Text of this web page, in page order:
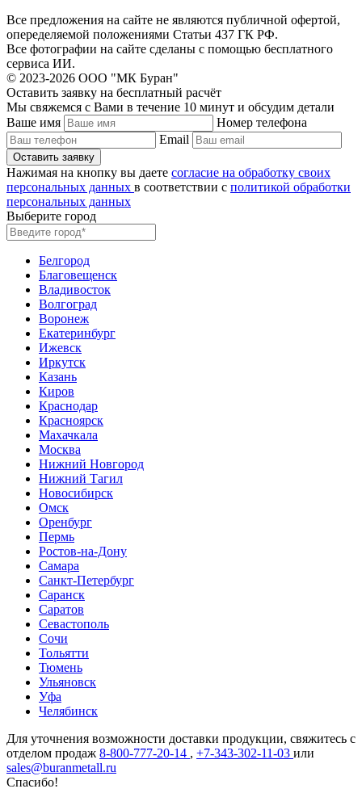
Все предложения на сайте не являются публичной офертой,
опеределяемой положениями Статьи 437 ГК РФ.
Все фотографии на сайте сделаны с помощью бесплатного
сервиса ИИ.
© 2023-2026 ООО "МК Буран"
Оставить заявку на бесплатный расчёт
Мы свяжемся с Вами в течение 10 минут и обсудим детали
Ваше имя
Номер телефона
Email
Нажимая на кнопку вы даете согласие на обработку своих
персональных данных в соответствии с политикой обработки
персональных данных
Выберите город
Белгород
Благовещенск
Владивосток
Волгоград
Воронеж
Екатеринбург
Ижевск
Иркутск
Казань
Киров
Краснодар
Красноярск
Махачкала
Москва
Нижний Новгород
Нижний Тагил
Новосибирск
Омск
Оренбург
Пермь
Ростов-на-Дону
Самара
Санкт-Петербург
Саранск
Саратов
Севастополь
Сочи
Тольятти
Тюмень
Ульяновск
Уфа
Челябинск
Для уточнения возможности доставки продукции, свяжитесь с
отделом продаж 8-800-777-20-14 , +7-343-302-11-03 или
sales@buranmetall.ru
Спасибо!